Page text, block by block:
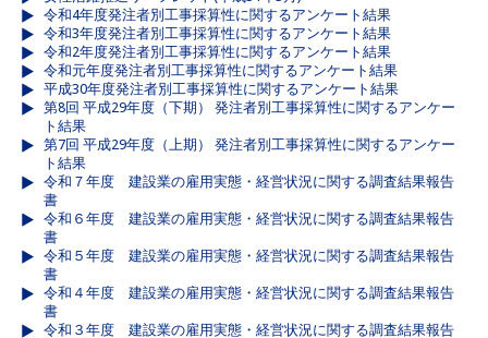
令和4年度発注者別工事採算性に関するアンケート結果
令和3年度発注者別工事採算性に関するアンケート結果
令和2年度発注者別工事採算性に関するアンケート結果
令和元年度発注者別工事採算性に関するアンケート結果
平成30年度発注者別工事採算性に関するアンケート結果
第8回 平成29年度（下期） 発注者別工事採算性に関するアンケー
ト結果
第7回 平成29年度（上期） 発注者別工事採算性に関するアンケー
ト結果
令和７年度 建設業の雇用実態・経営状況に関する調査結果報告
書
令和６年度 建設業の雇用実態・経営状況に関する調査結果報告
書
令和５年度 建設業の雇用実態・経営状況に関する調査結果報告
書
令和４年度 建設業の雇用実態・経営状況に関する調査結果報告
書
令和３年度 建設業の雇用実態・経営状況に関する調査結果報告